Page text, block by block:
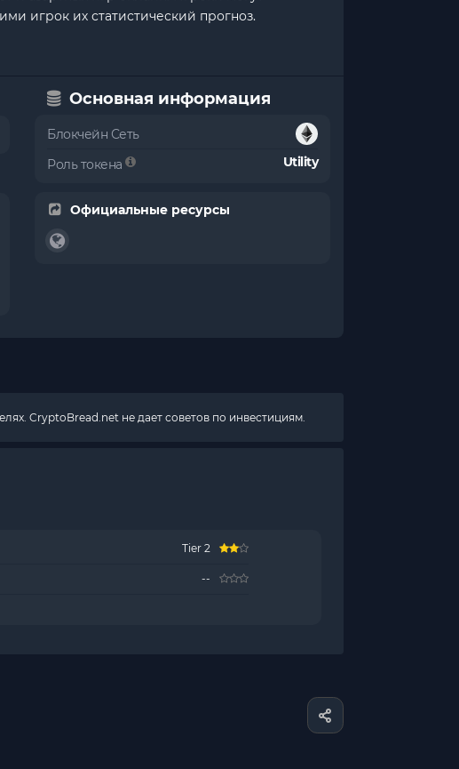
игрок их статистический прогноз.
Основная информация
Блокчейн Сеть
Роль токена
Utility
Официальные ресурсы
CryptoBread.net не дает советов по инвестициям.
Tier 2
--